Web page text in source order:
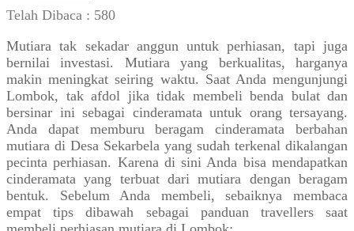
Telah Dibaca : 580
Mutiara tak sekadar anggun untuk perhiasan, tapi juga
bernilai investasi. Mutiara yang berkualitas, harganya
makin meningkat seiring waktu. Saat Anda mengunjungi
Lombok, tak afdol jika tidak membeli benda bulat dan
bersinar ini sebagai cinderamata untuk orang tersayang.
Anda dapat memburu beragam cinderamata berbahan
mutiara di Desa Sekarbela yang sudah terkenal dikalangan
pecinta perhiasan. Karena di sini Anda bisa mendapatkan
cinderamata yang terbuat dari mutiara dengan beragam
bentuk. Sebelum Anda membeli, sebaiknya membaca
empat tips dibawah sebagai panduan travellers saat